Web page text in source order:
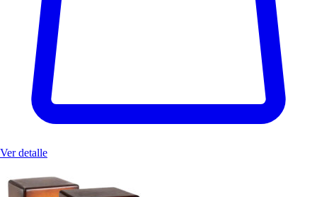
Ver detalle